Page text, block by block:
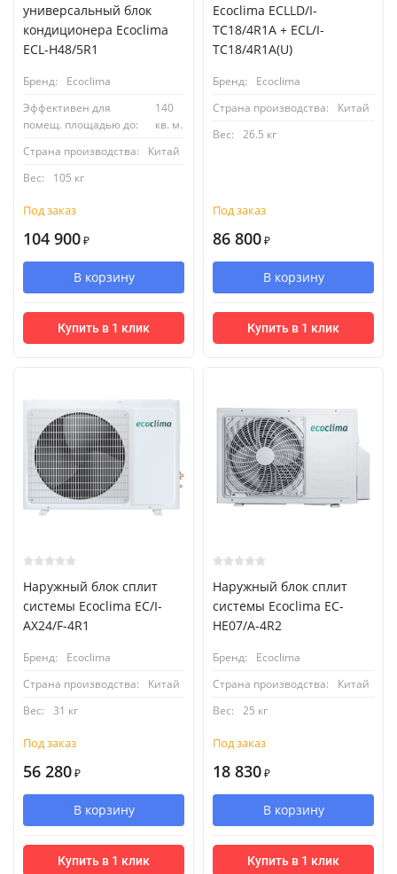
универсальный блок
кондиционера Ecoclima
ECL-H48/5R1
Бренд:
Ecoclima
Эффективен для
помещ. площадью до:
140
кв. м.
Страна производства:
Китай
Вес:
105 кг
Под заказ
104 900 ₽
В корзину
Купить в 1 клик
Ecoclima ECLLD/I-
TC18/4R1A + ECL/I-
TC18/4R1A(U)
Бренд:
Ecoclima
Страна производства:
Китай
Вес:
26.5 кг
Под заказ
86 800 ₽
В корзину
Купить в 1 клик
Наружный блок сплит
системы Ecoclima EC/I-
AX24/F-4R1
Бренд:
Ecoclima
Страна производства:
Китай
Вес:
31 кг
Под заказ
56 280 ₽
В корзину
Купить в 1 клик
Наружный блок сплит
системы Ecoclima EC-
HE07/A-4R2
Бренд:
Ecoclima
Страна производства:
Китай
Вес:
25 кг
Под заказ
18 830 ₽
В корзину
Купить в 1 клик